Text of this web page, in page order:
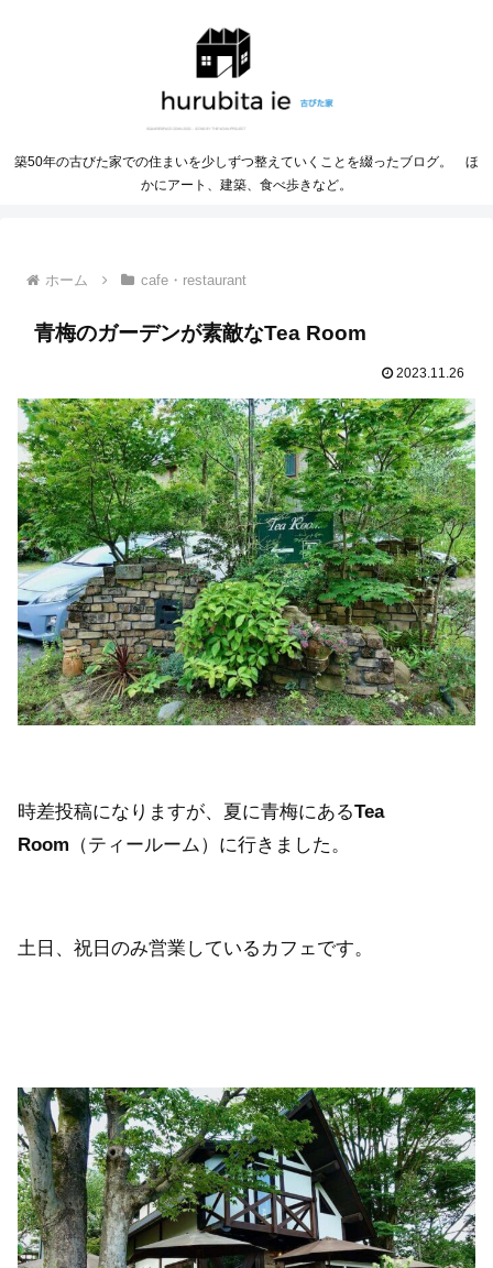
築50年の古びた家での住まいを少しずつ整えていくことを綴ったブログ。 ほ
かにアート、建築、食べ歩きなど。
ホーム cafe・restaurant
青梅のガーデンが素敵なTea Room
2023.11.26
時差投稿になりますが、夏に青梅にあるTea
Room （ティールーム）に行きました。
土日、祝日のみ営業しているカフェです。